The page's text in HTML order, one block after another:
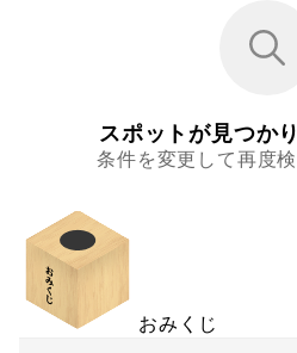
スポットが見つか
条件を変更して再度
おみくじ